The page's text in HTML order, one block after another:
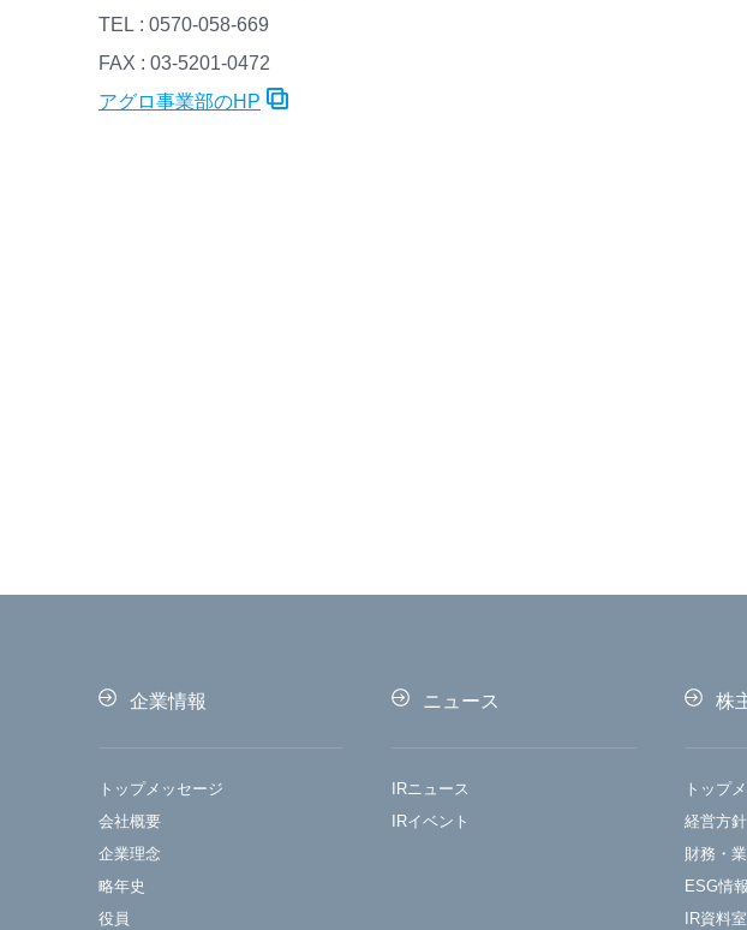
TEL : 0570-058-669
FAX : 03-5201-0472
アグロ事業部のHP
企業情報
トップメッセージ
会社概要
企業理念
略年史
役員
ニュース
IRニュース
IRイベント
株
トップ
経営方針
財務・
ESG情報
IR資料室